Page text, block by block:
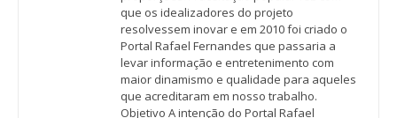
que os idealizadores do projeto
resolvessem inovar e em 2010 foi criado o
Portal Rafael Fernandes que passaria a
levar informação e entretenimento com
maior dinamismo e qualidade para aqueles
que acreditaram em nosso trabalho.
Objetivo A intenção do Portal Rafael